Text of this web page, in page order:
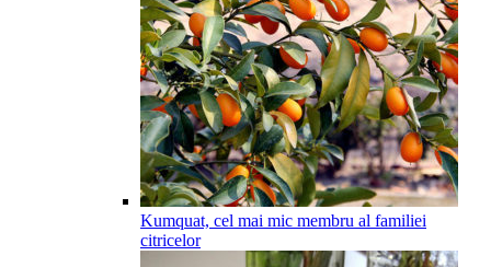
Kumquat, cel mai mic membru al familiei
citricelor